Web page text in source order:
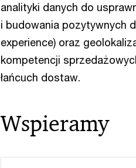
analityki danych do
i budowania pozytywnych
experience) oraz
kompetencji
łańcuch dostaw.
Wspieramy